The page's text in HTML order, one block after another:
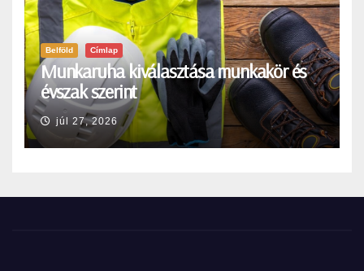
Belföld Címlap
Munkaruha kiválasztása munkakör és
évszak szerint
júl 27, 2026